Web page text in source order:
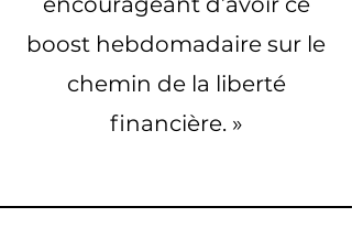
boost hebdomadaire sur le
chemin de la liberté
financière. »